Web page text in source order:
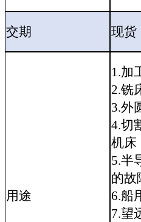
交期 现货
用途
1.加
2.铣
3.外
4.切
机床
5.半
的故
6.船
7.望